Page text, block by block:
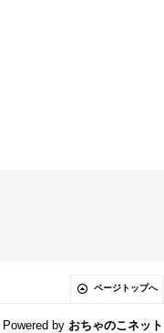
ページトップへ
Powered by おちゃのこネット